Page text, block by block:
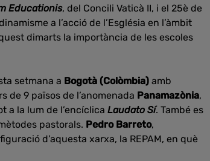
Educationis, del Concili Vaticà II, i el 25è de
a l’acció de l’Església en l’àmbit
dimarts la importància de les escoles
setmana a Bogotà (Colòmbia) amb
de 9 països de l’anomenada Panamazònia,
a la lum de l’encíclica Laudato Sí. També es
pastorals. Pedro Barreto,
d’aquesta xarxa, la REPAM, en què